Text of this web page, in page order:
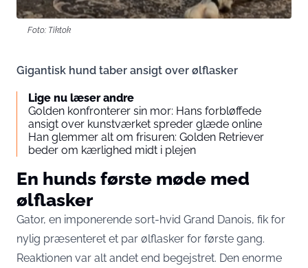
Foto: Tiktok
Gigantisk hund taber ansigt over ølflasker
Lige nu læser andre
Golden konfronterer sin mor: Hans forbløffede
ansigt over kunstværket spreder glæde online
Han glemmer alt om frisuren: Golden Retriever
beder om kærlighed midt i plejen
En hunds første møde med
ølflasker
Gator, en imponerende sort-hvid Grand Danois, fik for
nylig præsenteret et par ølflasker for første gang.
Reaktionen var alt andet end begejstret. Den enorme